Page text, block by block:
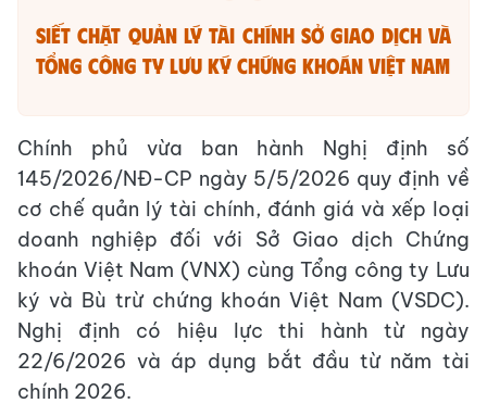
Siết chặt quản lý tài chính Sở Giao dịch và
Tổng công ty Lưu ký Chứng khoán Việt Nam
Chính phủ vừa ban hành Nghị định số
145/2026/NĐ-CP ngày 5/5/2026 quy định về
cơ chế quản lý tài chính, đánh giá và xếp loại
doanh nghiệp đối với Sở Giao dịch Chứng
khoán Việt Nam (VNX) cùng Tổng công ty Lưu
ký và Bù trừ chứng khoán Việt Nam (VSDC).
Nghị định có hiệu lực thi hành từ ngày
22/6/2026 và áp dụng bắt đầu từ năm tài
chính 2026.